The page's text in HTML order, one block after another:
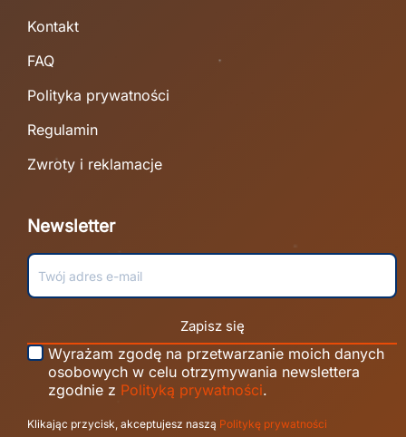
Kontakt
FAQ
Polityka prywatności
Regulamin
Zwroty i reklamacje
Newsletter
Zapisz się
Wyrażam zgodę na przetwarzanie moich danych
osobowych w celu otrzymywania newslettera
zgodnie z Polityką prywatności.
Klikając przycisk, akceptujesz naszą Politykę prywatności